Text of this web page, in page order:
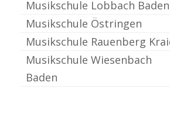
Musikschule Lobbach Baden
Musikschule Östringen
Musikschule Rauenberg
Musikschule Wiesenbach
Baden